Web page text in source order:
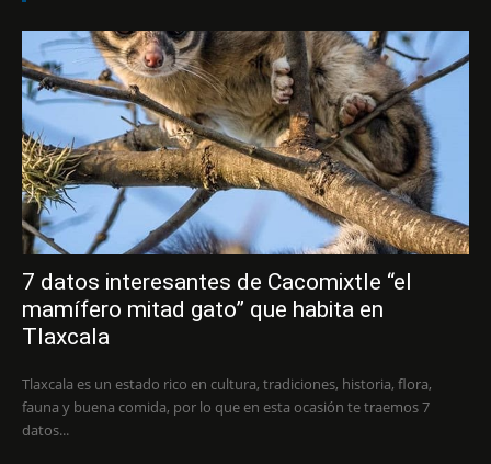
7 datos interesantes de Cacomixtle “el
mamífero mitad gato” que habita en
Tlaxcala
Tlaxcala es un estado rico en cultura, tradiciones, historia, flora,
fauna y buena comida, por lo que en esta ocasión te traemos 7
datos...